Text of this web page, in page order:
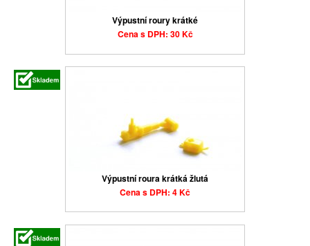
Výpustní roury krátké
Cena s DPH: 30 Kč
Výpustní roura krátká žlutá
Cena s DPH: 4 Kč